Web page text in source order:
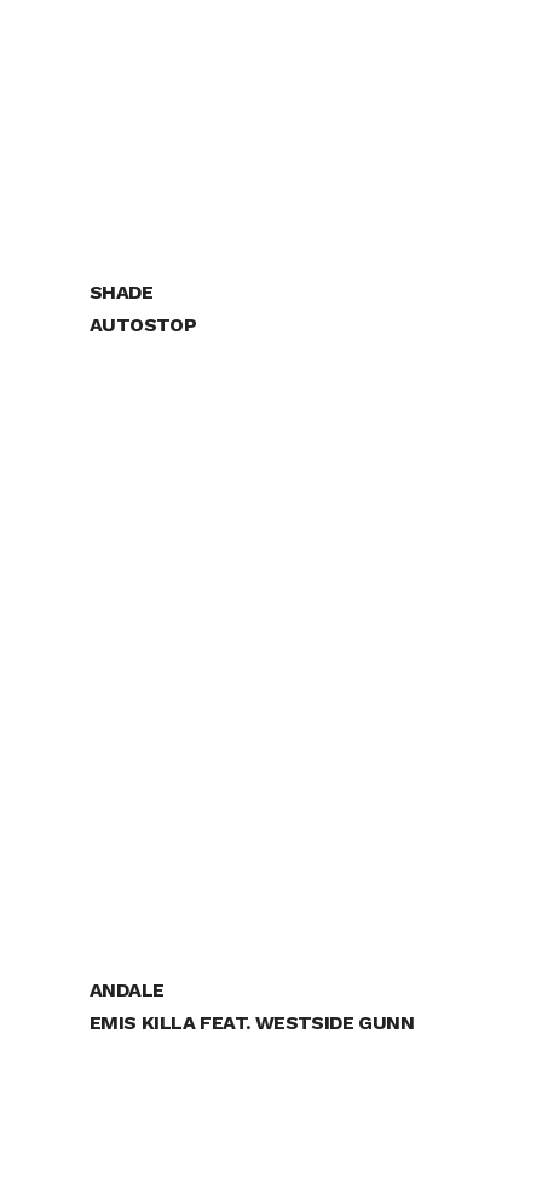
SHADE
AUTOSTOP
ANDALE
EMIS KILLA FEAT. WESTSIDE GUNN